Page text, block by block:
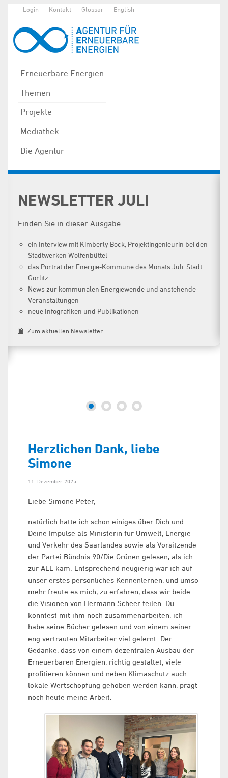
Login Kontakt Glossar English
Erneuerbare Energien
Themen
Projekte
Mediathek
Die Agentur
NEWSLETTER JULI
Finden Sie in dieser Ausgabe
ein Interview mit Kimberly Bock, Projektingenieurin bei den
Stadtwerken Wolfenbüttel
das Porträt der Energie-Kommune des Monats Juli: Stadt
Görlitz
News zur kommunalen Energiewende und anstehende
Veranstaltungen
neue Infografiken und Publikationen
Zum aktuellen Newsletter
Herzlichen Dank, liebe
Simone
11. Dezember 2025
Liebe Simone Peter,
natürlich hatte ich schon einiges über Dich und
Deine Impulse als Ministerin für Umwelt, Energie
und Verkehr des Saarlandes sowie als Vorsitzende
der Partei Bündnis 90/Die Grünen gelesen, als ich
zur AEE kam. Entsprechend neugierig war ich auf
unser erstes persönliches Kennenlernen, und umso
mehr freute es mich, zu erfahren, dass wir beide
die Visionen von Hermann Scheer teilen. Du
konntest mit ihm noch zusammenarbeiten, ich
habe seine Bücher gelesen und von einem seiner
eng vertrauten Mitarbeiter viel gelernt. Der
Gedanke, dass von einem dezentralen Ausbau der
Erneuerbaren Energien, richtig gestaltet, viele
profitieren können und neben Klimaschutz auch
lokale Wertschöpfung gehoben werden kann, prägt
noch heute meine Arbeit.